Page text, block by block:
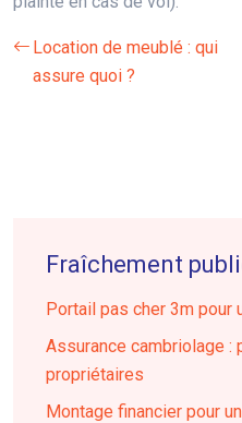
Location de meublé : qui
assure quoi ?
Fraîchement
Portail pas cher 3m pour
Assurance cambriolage :
propriétaires
Montage financier pour